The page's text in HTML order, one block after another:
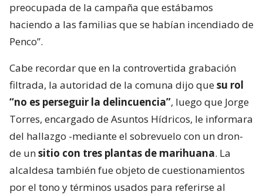
preocupada de la campaña que estábamos
haciendo a las familias que se habían incendiado de
Penco”.
Cabe recordar que en la controvertida grabación
filtrada, la autoridad de la comuna dijo quesu rol
“no es perseguir la delincuencia”, luego que Jorge
Torres, encargado de Asuntos Hídricos, le informara
del hallazgo -mediante el sobrevuelo con un dron-
de unsitio con tres plantas de marihuana. La
alcaldesa también fue objeto de cuestionamientos
por el tono y términos usados para referirse al